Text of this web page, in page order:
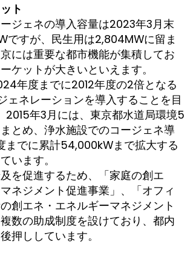
ト
ジェネの導入容量は2023年3月末
ですが、民生用は2,804MWに留ま
には重要な都市機能が集積してお
ケットが大きいといえます。
年度までに2012年度の2倍となる
ェネレーションを導入することを目
2015年3月には、東京都水道局環境5
とめ、浄水施設でのコージェネ導
までに累計54,000kWまで拡大する
います。
を促進するため、「家庭の創エ
ネジメント促進事業」、「オフィ
創エネ・エネルギーマネジメント
数の助成制度を設けており、都内
押ししています。